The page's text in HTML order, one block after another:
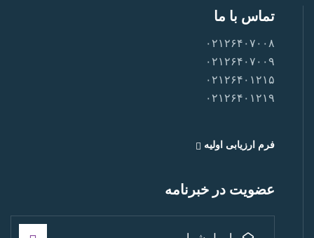
تماس با ما
۰۲۱۲۶۴۰۷۰۰۸
۰۲۱۲۶۴۰۷۰۰۹
۰۲۱۲۶۴۰۱۲۱۵
۰۲۱۲۶۴۰۱۲۱۹
فرم ارزیابی اولیه
عضویت در خبرنامه